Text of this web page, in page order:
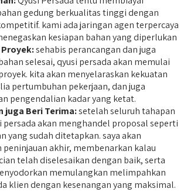
gedung berkualitas tinggi dengan
kami ada jaringan agen terpercaya
kesiapan bahan yang diperlukan
sehabis perancangan dan juga
selesai, qyusi persada akan memulai
kita akan menyelaraskan kekuatan
pertumbuhan pekerjaan, dan juga
pengendalian kadar yang ketat.
juga Beri Terima:setelah seluruh tahapan
persada akan menghandel proposal seperti
yang sudah ditetapkan. saya akan
peninjauan akhir, membenarkan kalau
telah diselesaikan dengan baik, serta
memulangkan melimpahkan
klien dengan kesenangan yang maksimal.